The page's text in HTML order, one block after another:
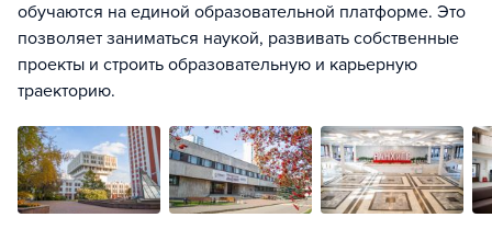
обучаются на единой образовательной платформе. Это
позволяет заниматься наукой, развивать собственные
проекты и строить образовательную и карьерную
траекторию.